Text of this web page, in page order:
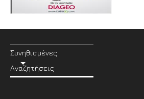
Συνηθισμένες
Αναζητήσεις